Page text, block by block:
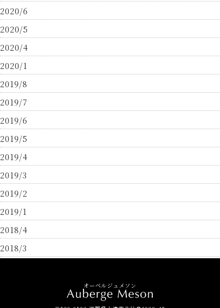
2020/6
2020/5
2020/4
2020/1
2019/8
2019/7
2019/6
2019/5
2019/4
2019/3
2019/2
2019/1
2018/4
2018/3
オーベルジュメソン